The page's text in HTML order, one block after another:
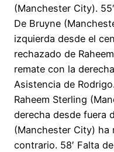
(Manchester City).
De Bruyne
izquierda desde el
rechazado de
remate con la
Asistencia de
Raheem Sterling
derecha desde fuera
(Manchester City) ha
contrario. 58′ Falta